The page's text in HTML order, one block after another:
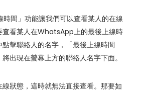
時間」功能讓我們可以查看某人的在線
查看某人在WhatsApp上的最後上線時
擊聯絡人的名字，「最後上線時間
將出現在螢幕上方的聯絡人名字下面。
狀態，這時就無法直接查看。那要如